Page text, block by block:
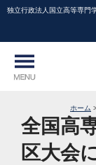
独立行政法人国立高等専
ホーム
全国高
区大会